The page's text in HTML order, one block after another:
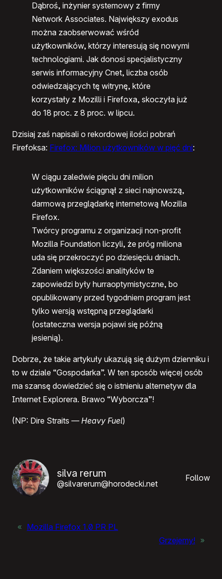
Dąbroś, inżynier systemowy z firmy
Network Associates. Największy exodus
można zaobserwować wśród
użytkowników, którzy interesują się nowymi
technologiami. Jak donosi specjalistyczny
serwis informacyjny Cnet, liczba osób
odwiedzających tę witrynę, które
korzystały z Mozilli i Firefoxa, skoczyła już
do 18 proc. z 8 proc. w lipcu.
Dzisiaj zaś napisali o rekordowej ilości pobrań
Firefoksa: Firefox: Milion użytkowników w pięć dni:
W ciągu zaledwie pięciu dni milion
użytkowników ściągnął z sieci najnowszą,
darmową przeglądarkę internetową Mozilla
Firefox.
Twórcy programu z organizacji non-profit
Mozilla Foundation liczyli, że próg miliona
uda się przekroczyć po dziesięciu dniach.
Zdaniem większości analityków te
zapowiedzi były hurraoptymistyczne, bo
opublikowany przed tygodniem program jest
tylko wersją wstępną przeglądarki
(ostateczna wersja pojawi się późną
jesienią).
Dobrze, że takie artykuły ukazują się dużym dzienniku i
to w dziale “Gospodarka”. W ten sposób więcej osób
ma szansę dowiedzieć się o istnieniu alternetyw dla
Internet Explorera. Brawo “Wyborcza”!
(NP: Dire Straits — Heavy Fuel)
silva rerum
@silvarerum@horodecki.net
Follow
« Mozilla Firefox 1.0 PR PL
Grzejemy! »